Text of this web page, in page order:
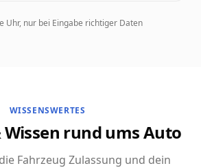
Uhr, nur bei Eingabe richtiger Daten
WISSENSWERTES
Wissen rund ums Auto
Fahrzeug Zulassung und dein